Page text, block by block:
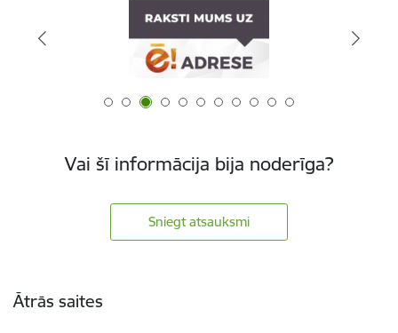
Vai šī informācija bija noderīga?
Sniegt atsauksmi
Ātrās saites